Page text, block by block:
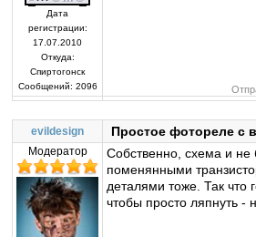
Дата
регистрации:
17.07.2010
Откуда:
Спиртогонск
Сообщений: 2096
evildesign Простое фотореле с
Модератор
Собственно, схема и не
поменянными
деталями тоже. Так что
чтобы просто ляпнуть -